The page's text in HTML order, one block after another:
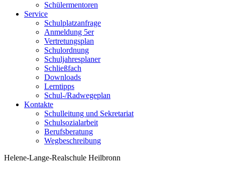
Schülermentoren
Service
Schulplatzanfrage
Anmeldung 5er
Vertretungsplan
Schulordnung
Schuljahresplaner
Schließfach
Downloads
Lerntipps
Schul-/Radwegeplan
Kontakte
Schulleitung und Sekretariat
Schulsozialarbeit
Berufsberatung
Wegbeschreibung
Helene-Lange-Realschule Heilbronn